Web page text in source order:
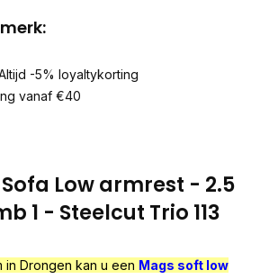
-5% loyaltykorting
vanaf €40
Low armrest - 2.5
1 - Steelcut Trio 113
in Drongen kan u een Mags soft low